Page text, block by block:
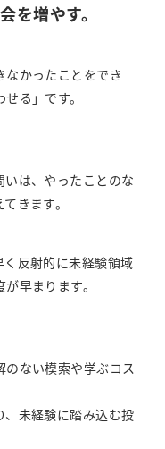
を増やす。
なかったことをでき
る」です。
は、やったことのな
きます。
反射的に未経験領域
早まります。
ない模索や学ぶコス
、未経験に踏み込む投